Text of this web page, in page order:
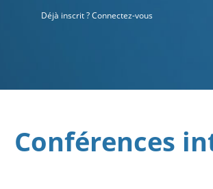
Déjà inscrit ? Connectez-vous
Conférences